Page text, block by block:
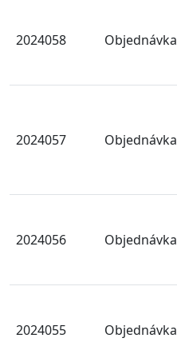
2024058 Objednávka
2024057 Objednávka
2024056 Objednávka
2024055 Objednávka